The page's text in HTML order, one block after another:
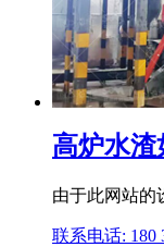
高炉水
由于此网站的
联系电话: 180